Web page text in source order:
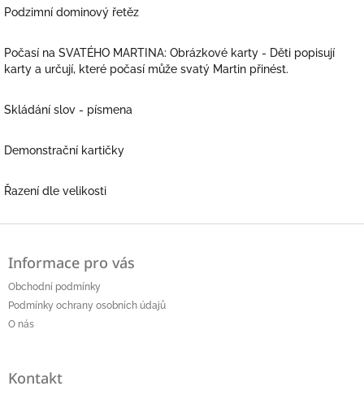
Podzimní dominový řetěz
Počasí na SVATÉHO MARTINA: Obrázkové karty - Děti popisují
karty a určují, které počasí může svatý Martin přinést.
Skládání slov - písmena
Demonstrační kartičky
Řazení dle velikosti
pInformace pro vás
Obchodní podmínky
Podmínky ochrany osobních údajů
O nás
Kontakt